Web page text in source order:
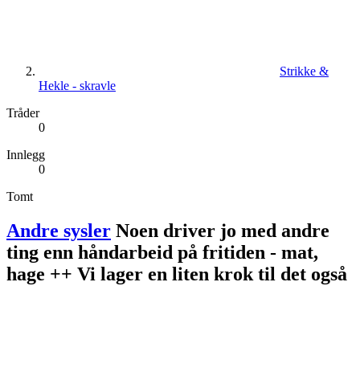
Strikke &
Hekle - skravle
Tråder
0
Innlegg
0
Tomt
Andre sysler Noen driver jo med andre
ting enn håndarbeid på fritiden - mat,
hage ++ Vi lager en liten krok til det også